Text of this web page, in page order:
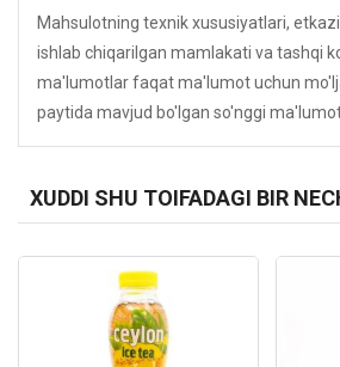
Mahsulotning texnik xususiyatlari,
ishlab chiqarilgan mamlakati va tashqi
ma'lumotlar faqat ma'lumot uchun
paytida mavjud bo'lgan so'nggi
XUDDI SHU TOIFADAGI BIR